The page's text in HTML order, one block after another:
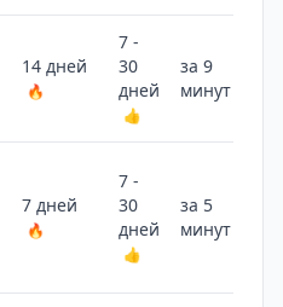
14 дней
🔥
7 -
30
дней
👍
за 9
минут
7 дней
🔥
7 -
30
дней
👍
за 5
минут